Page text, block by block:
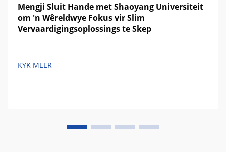
Mengji Sluit Hande met Shaoyang Universiteit
om 'n Wêreldwye Fokus vir Slim
Vervaardigingsoplossings te Skep
KYK MEER